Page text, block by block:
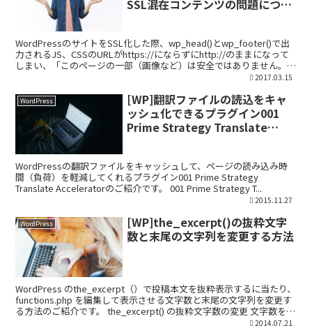
SSL混在コンテンツの問題につい
WordPressのサイトをSSL化した際、wp_head()とwp_footer()で出
力されるJS、CSSのURLがhttps://にならずにhttp://のままになって
しまい、「このページの一部（画像など）は安全ではありません。」
2017.03.15
WordPress
[WP]翻訳ファイルの読込をキャ
ッシュ化できるプラグイン001
Prime Strategy Translate
WordPressの翻訳ファイルをキャッシュして、ページの読み込み時
間（負荷）を軽減してくれるプラグイン001 Prime Strategy
Translate Acceleratorのご紹介です。 001 Prime Strategy T...
2015.11.27
WordPress
[WP]the_excerpt()の抜粋文字
数と末尾の文字列を変更する方法
WordPress のthe_excerpt（）で投稿本文を抜粋表示するに当たり、
functions.php を編集して表示させる文字数と末尾の文字列を変更す
る方法のご紹介です。 the_excerpt() の抜粋文字数の変更 文字数を変
2014.07.21